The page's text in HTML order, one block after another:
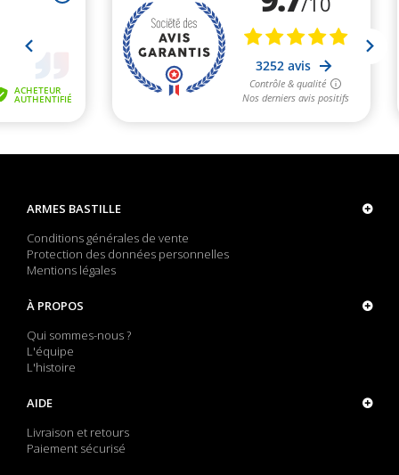
ARMES BASTILLE
Conditions générales de vente
Protection des données personnelles
Mentions légales
À PROPOS
Qui sommes-nous ?
L'équipe
L'histoire
AIDE
Livraison et retours
Paiement sécurisé